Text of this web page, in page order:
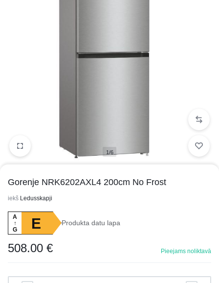
1/6
Gorenje NRK6202AXL4 200cm No Frost
iekš Ledusskapji
A
↑
G
E Produkta datu lapa
508.00 € Pieejams noliktavā